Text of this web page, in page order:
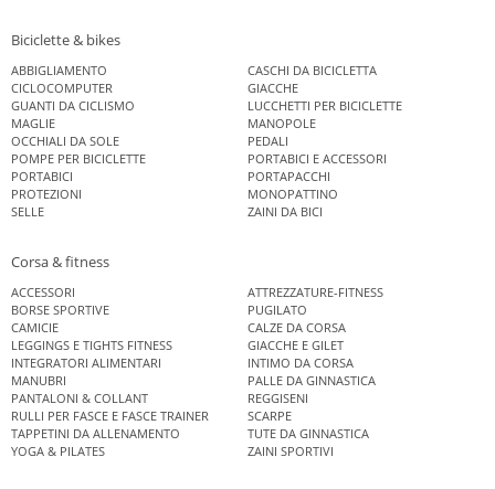
Biciclette & bikes
ABBIGLIAMENTO
CASCHI DA BICICLETTA
CICLOCOMPUTER
GIACCHE
GUANTI DA CICLISMO
LUCCHETTI PER BICICLETTE
MAGLIE
MANOPOLE
OCCHIALI DA SOLE
PEDALI
POMPE PER BICICLETTE
PORTABICI E ACCESSORI
PORTABICI
PORTAPACCHI
PROTEZIONI
MONOPATTINO
SELLE
ZAINI DA BICI
Corsa & fitness
ACCESSORI
ATTREZZATURE-FITNESS
BORSE SPORTIVE
PUGILATO
CAMICIE
CALZE DA CORSA
LEGGINGS E TIGHTS FITNESS
GIACCHE E GILET
INTEGRATORI ALIMENTARI
INTIMO DA CORSA
MANUBRI
PALLE DA GINNASTICA
PANTALONI & COLLANT
REGGISENI
RULLI PER FASCE E FASCE TRAINER
SCARPE
TAPPETINI DA ALLENAMENTO
TUTE DA GINNASTICA
YOGA & PILATES
ZAINI SPORTIVI